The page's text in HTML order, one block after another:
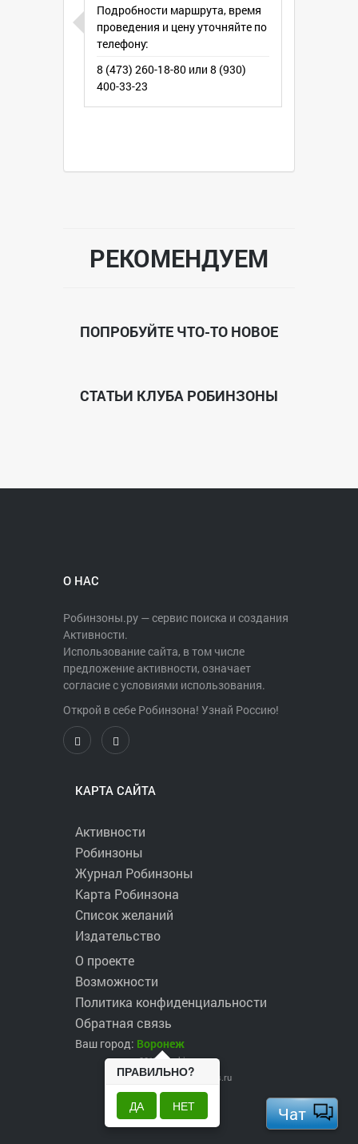
Подробности маршрута, время
проведения и цену уточняйте по
телефону:
8 (473) 260-18-80 или 8 (930)
400-33-23
РЕКОМЕНДУЕМ
ПОПРОБУЙТЕ ЧТО-ТО НОВОЕ
СТАТЬИ КЛУБА РОБИНЗОНЫ
О НАС
Робинзоны.ру — сервис поиска и создания
Активности.
Использование сайта, в том числе
предложение активности, означает
согласие с условиями использования.
Открой в себе Робинзона! Узнай Россию!
КАРТА САЙТА
Активности
Робинзоны
Журнал Робинзоны
Карта Робинзона
Список желаний
Издательство
О проекте
Возможности
Политика конфиденциальности
Обратная связь
Ваш город: Воронеж
ПРАВИЛЬНО?
ДА НЕТ
2017 ©robinzons.ru
robinzons@robinzons.ru
Чат